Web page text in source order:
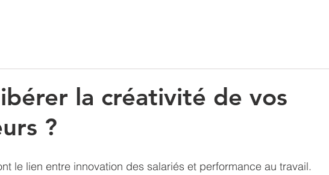
la créativité de vos
?
le lien entre innovation des salariés et performance au travail.